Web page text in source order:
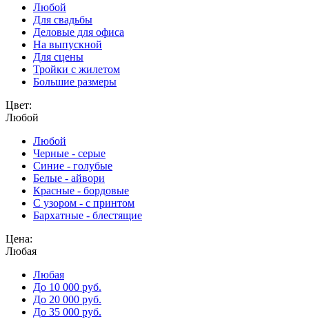
Любой
Для свадьбы
Деловые для офиса
На выпускной
Для сцены
Тройки с жилетом
Большие размеры
Цвет:
Любой
Любой
Черные - серые
Синие - голубые
Белые - айвори
Красные - бордовые
С узором - с принтом
Бархатные - блестящие
Цена:
Любая
Любая
До 10 000 руб.
До 20 000 руб.
До 35 000 руб.